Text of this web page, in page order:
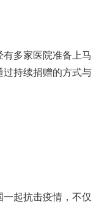
多家医院准备上马
持续捐赠的方式与
起抗击疫情，不仅